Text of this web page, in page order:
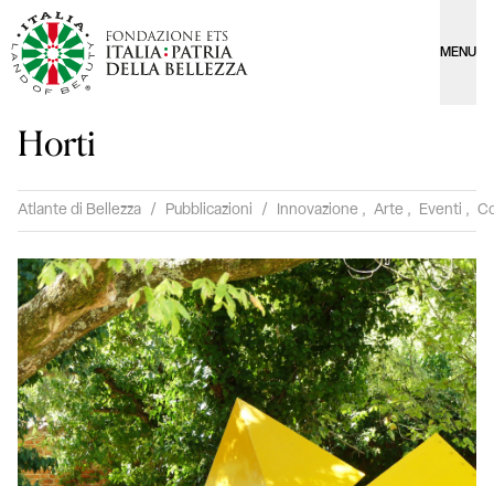
MENU
Horti
Atlante di Bellezza / Pubblicazioni / Innovazione , Arte , Eventi ,